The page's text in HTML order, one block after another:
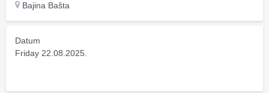
Bajina Bašta
Datum
Friday 22.08.2025.